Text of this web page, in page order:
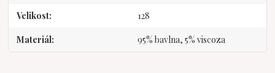
Velikost 128
Materiál 95% bavlna, 5% viscoza